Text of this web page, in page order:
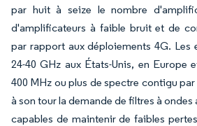
par huit à seize le nombre
d'amplificateurs à faible bruit et de
par rapport aux déploiements 4G. Les
24-40 GHz aux États-Unis, en Europe
400 MHz ou plus de spectre contigu
à son tour la demande de filtres à
capables de maintenir de faibles